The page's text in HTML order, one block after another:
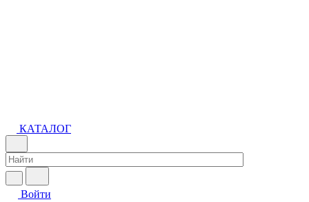
КАТАЛОГ
Войти